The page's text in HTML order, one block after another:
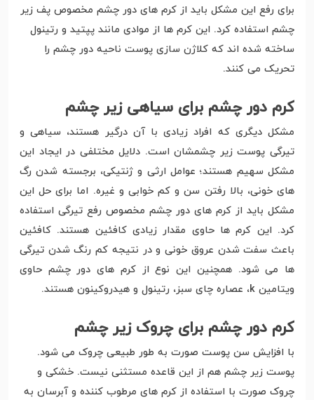
برای رفع این مشکل باید از کرم های دور چشم مخصوص پف زیر
چشم استفاده کرد. این کرم ها از موادی مانند پپتید و رتینول
ساخته شده اند که کلاژن سازی پوست ناحیه دور چشم را
تحریک می کنند.
کرم دور چشم برای سیاهی زیر چشم
مشکل دیگری که افراد زیادی با آن درگیر هستند، سیاهی و
تیرگی پوست زیر چشمشان است. دلایل مختلفی در ایجاد این
مشکل سهیم هستند؛ عوامل ارثی و ژنتیکی، برجسته شدن رگ
های خونی، بالا رفتن سن و کم خوابی و غیره. اما برای حل این
مشکل باید از کرم های دور چشم مخصوص رفع تیرگی استفاده
کرد. این کرم ها حاوی مقدار زیادی کافئین هستند. کافئین
باعث سفت شدن عروق خونی و در نتیجه کم رنگ شدن تیرگی
ها می شود. همچنین این نوع از کرم های دور چشم حاوی
ویتامین k، عصاره چای سبز، رتینول و هیدروکینون هستند.
کرم دور چشم برای چروک زیر چشم
با افزایش سن پوست صورت به طور طبیعی چروک می شود.
پوست زیر چشم هم از این قاعده مستثنی نیست. خشکی و
چروک صورت با استفاده از کرم های مرطوب کننده و آبرسان به